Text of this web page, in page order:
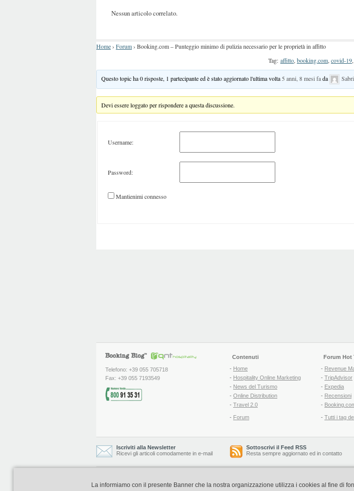
Nessun articolo correlato.
Home› Forum› Booking.com – Punteggio minimo di pulizia necessario per le proprietà in affitto
Tag: affitto, booking.com, covid-19,
Questo topic ha 0 risposte, 1 partecipante ed è stato aggiornato l'ultima volta 5 anni, 8 mesi fada
Devi essere loggato per rispondere a questa discussione.
Username:
Password:
Mantienimi connesso
Telefono: +39 055 705718
Fax: +39 055 7193549
Contenuti
- Home
- Hospitality Online Marketing
- News del Turismo
- Online Distribution
- Travel 2.0
- Forum
Forum Hot
- Revenue
- TripAdvisor
- Expedia
- Recensioni
-
- Tutti i tag
Iscriviti alla Newsletter
Ricevi gli articoli comodamente in e-mail
Sottoscrivi il Feed RSS
Resta sempre aggiornato ed in contatto
Booking Blog è realizzato e curato da Copyright © 2006-
La informiamo con il presente Banner che la nostra organizzazione utilizza i cookies al fine di